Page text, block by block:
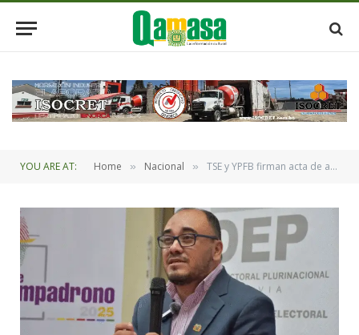
YOU ARE AT: Home » Nacional » TSE y YPFB firman acta de acuerdo que garantiza la provisión de combustible para la logística del balotaje